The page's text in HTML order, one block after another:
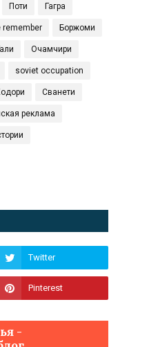
Поти Гагра
remember Боржоми
Очамчири
soviet occupation
Сванети
реклама
-